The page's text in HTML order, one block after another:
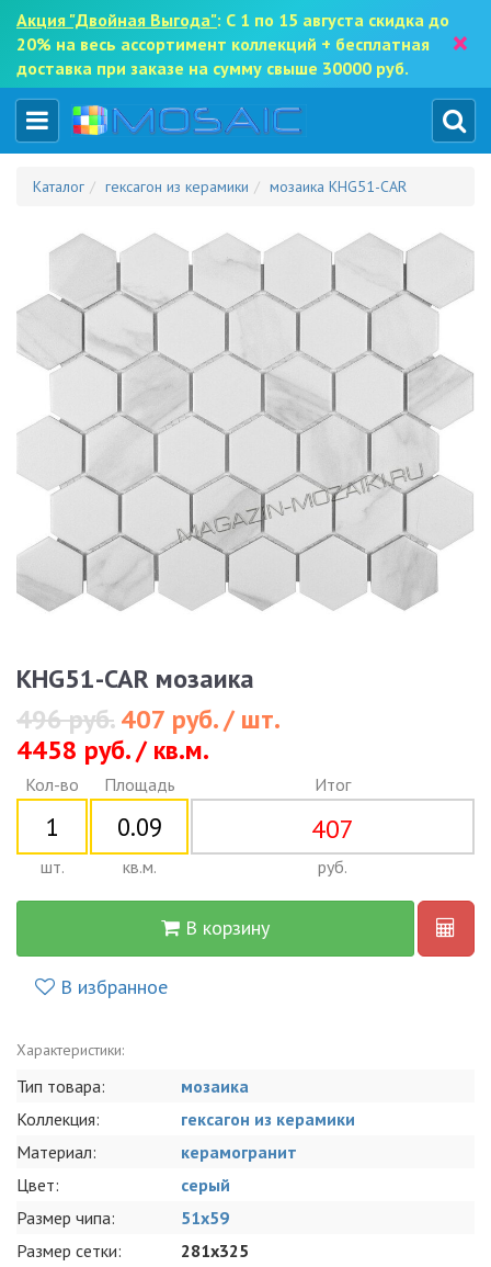
Акция "Двойная Выгода": С 1 по 15 августа скидка до
20% на весь ассортимент коллекций + бесплатная
доставка при заказе на сумму свыше 30000 руб.
×
Каталог гексагон из керамики мозаика KHG51-CAR
KHG51-CAR мозаика
496 руб.407 руб. / шт.
4458 руб. / кв.м.
Кол-во
шт.
Площадь
кв.м.
Итог
407
руб.
В корзину
В избранное
Характеристики:
Тип товара:
мозаика
Коллекция:
гексагон из керамики
Материал:
керамогранит
Цвет:
серый
Размер чипа:
51x59
Размер сетки:
281x325